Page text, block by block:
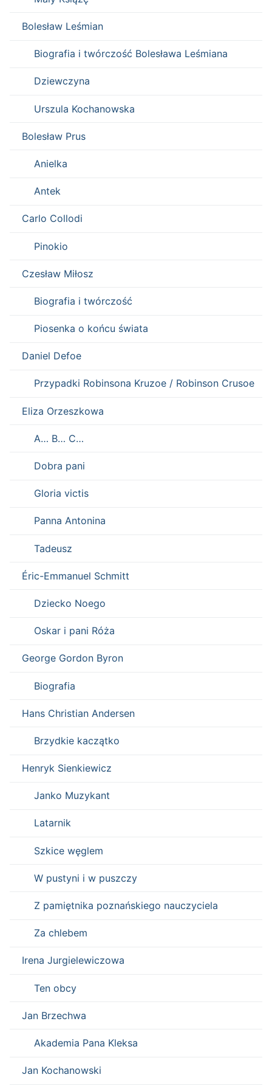
Bolesław Leśmian
Biografia i twórczość Bolesława Leśmiana
Dziewczyna
Urszula Kochanowska
Bolesław Prus
Anielka
Antek
Carlo Collodi
Pinokio
Czesław Miłosz
Biografia i twórczość
Piosenka o końcu świata
Daniel Defoe
Przypadki Robinsona Kruzoe / Robinson Crusoe
Eliza Orzeszkowa
A… B… C…
Dobra pani
Gloria victis
Panna Antonina
Tadeusz
Éric-Emmanuel Schmitt
Dziecko Noego
Oskar i pani Róża
George Gordon Byron
Biografia
Hans Christian Andersen
Brzydkie kaczątko
Henryk Sienkiewicz
Janko Muzykant
Latarnik
Szkice węglem
W pustyni i w puszczy
Z pamiętnika poznańskiego nauczyciela
Za chlebem
Irena Jurgielewiczowa
Ten obcy
Jan Brzechwa
Akademia Pana Kleksa
Jan Kochanowski